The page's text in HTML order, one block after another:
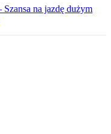
na jazdę dużym